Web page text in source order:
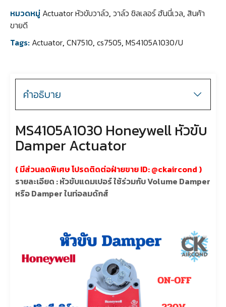
หมวดหมู่ Actuator หัวขับวาล์ว, วาล์ว ชิลเลอร์ ฮันนี่เวล, สินค้า
ขายดี
Tags: Actuator, CN7510, cs7505, MS4105A1030/U
คำอธิบาย
MS4105A1030 Honeywell หัวขับ
Damper Actuator
( มีส่วนลดพิเศษ โปรดติดต่อฝ่ายขาย ID: @ckaircond )
รายละเอียด : หัวขับแดมเปอร์ ใช้ร่วมกับ Volume Damper
หรือ Damper ในท่อลมดักส์